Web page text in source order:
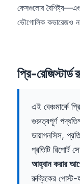
কেসগুলোর
ভৌগোলিক কভারেজও
প্রি-রেজিস্টার্ড
এই বেঞ্চমার্কে
গুরুত্বপূর্ণ
ডায়াগনসিস,
প্রতিটি
আহ্বান করার
রুব্রিকের
Slovenčina
پښتو
سنڌي
සිංහල
Galego
Euskara
Gàidhlig